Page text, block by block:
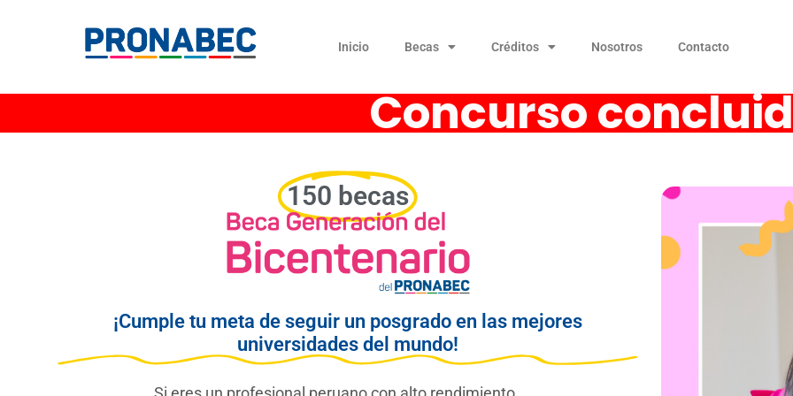
Inicio Becas Créditos Nosotros Contacto
Concurso
150 becas
¡Cumple tu meta de seguir un posgrado en las mejores
universidades del mundo!